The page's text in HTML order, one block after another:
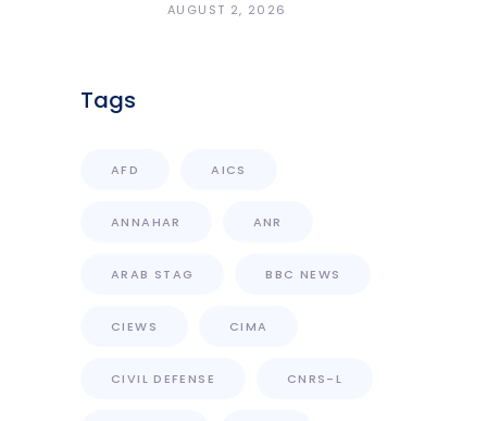
انعكاسات التفجيرات في جنوب
AUGUST 2, 2026
Tags
AFD AICS
ANNAHAR ANR
ARAB STAG BBC NEWS
CIEWS CIMA
CIVIL DEFENSE CNRS-L